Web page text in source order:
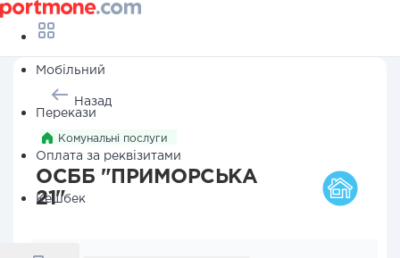
Мобільний
Перекази
Оплата за реквізитами
Кешбек
Назад
Комунальні послуги
ОСББ "ПРИМОРСЬКА
21"